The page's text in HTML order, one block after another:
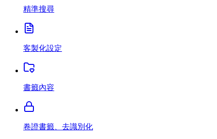
精準搜尋
客製化設定
書籤內容
卷證書籤、去識別化